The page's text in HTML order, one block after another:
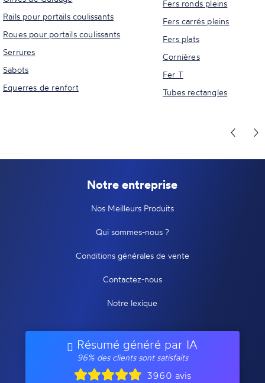
Rails pour portails coulissants
Roues pour portails coulissants
Serrures
Sabots
Equerres de renfort
Fers ronds pleins
Fers carrés pleins
Fers plats
Cornières
Fer T
Tubes rectangles
Notre entreprise
Nos Meilleurs Produits
Qui sommes-nous ?
Conditions générales de vente
Contactez-nous
Notre lexique
Résumé généré par IA
96% des clients sont satisfaits
3960 avis